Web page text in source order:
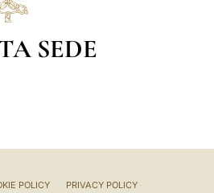
SEDE
POLICY PRIVACY POLICY